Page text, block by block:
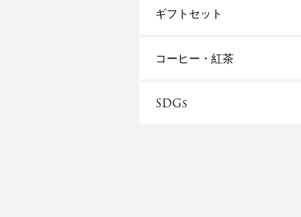
ギフトセット
コーヒー・紅茶
SDGs